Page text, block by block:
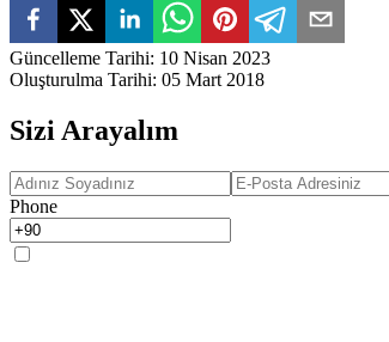
Güncelleme Tarihi: 10 Nisan 2023
Oluşturulma Tarihi: 05 Mart 2018
Sizi Arayalım
Phone